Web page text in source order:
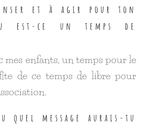
et à agir pour ton
est-ce un temps de
mes enfants, un temps pour le
de ce temps de libre pour
quel message aurais-tu